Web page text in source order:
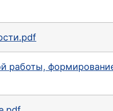
работы,